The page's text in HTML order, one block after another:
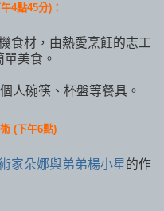
4點45分)：
食材，由熱愛烹飪的志工
美食。
人碗筷、杯盤等餐具。
(下午6點)
家朵娜與弟弟楊小星的作